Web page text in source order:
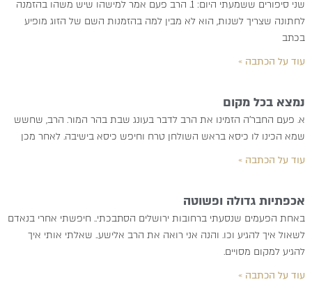
שני סיפורים ששמעתי היום: 1. הרב פעם אמר למישהו שיש משהו בהזמנה
לחתונה שצריך לשנות, הוא לא מבין למה בהזמנות השם של הזוג מופיע
בכתב
עוד על הכתבה »
נמצא בכל מקום
א. פעם החבר’ה הזמינו את הרב לדבר בעונג שבת בהר המור. הרב, שחשש
שמא הכינו לו כיסא בראש השולחן טרח וחיפש כיסא בישיבה. לאחר מכן
עוד על הכתבה »
אכפתיות גדולה ופשוטה
באחת הפעמים שנסעתי ברחובות ירושלים הסתבכתי.. חיפשתי אחרי בנאדם
לשאול איך להגיע וכו. והנה אני רואה את הרב אלישע.. שאלתי אותי איך
להגיע למקום מסויים.
עוד על הכתבה »